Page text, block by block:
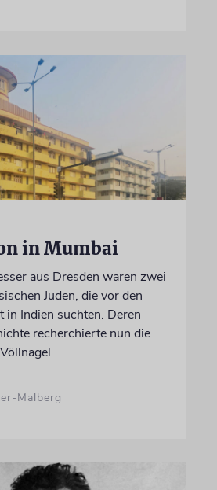
in Mumbai
aus Dresden waren zwei
Juden, die vor den
in Indien suchten. Deren
recherchierte nun die
Malberg